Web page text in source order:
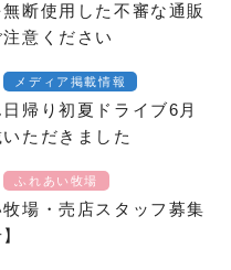
断使用した不審な通販
意ください
メディア掲載情報
日帰り初夏ドライブ6月
ただきました
ふれあい牧場
牧場・売店スタッフ募集